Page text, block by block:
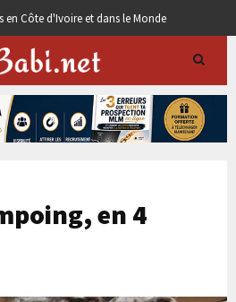
en Côte d'Ivoire et dans le Monde
en 4